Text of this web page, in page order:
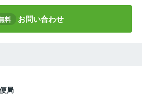
料 お問い合わせ
局